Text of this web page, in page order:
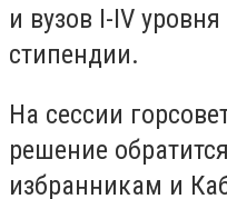
и вузов I-IV
стипендии.
На сессии
решение
избранникам и